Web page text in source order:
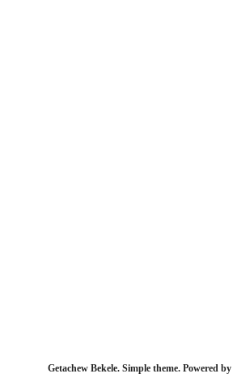
Getachew Bekele. Simple theme. Powered by